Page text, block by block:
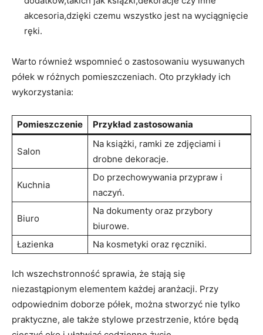
akcesoria,dzięki‌ czemu wszystko jest na wyciągnięcie
ręki.
Warto również ⁣wspomnieć o zastosowaniu wysuwanych
półek w różnych ‍pomieszczeniach. Oto przykłady ich
wykorzystania:
Pomieszczenie Przykład zastosowania
Salon
Na książki,‍ ramki​ ze zdjęciami ⁣i‍
drobne dekoracje.
Kuchnia
Do przechowywania ⁤przypraw​ i
naczyń.
Biuro
Na ‍dokumenty oraz przybory
biurowe.
Łazienka
Na kosmetyki oraz ręczniki.
Ich ⁤wszechstronność sprawia, że stają się
niezastąpionym ​elementem każdej​ aranżacji.⁤ Przy
odpowiednim doborze półek, można⁤ stworzyć nie tylko
praktyczne, ale⁤ także stylowe przestrzenie, które⁣ będą